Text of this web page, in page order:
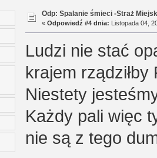
Odp: Spalanie śmieci -Straż
« Odpowiedź #4 dnia: Listopada 04,
Ludzi nie stać
krajem
Niestety
Każdy pali więc
nie są z tego